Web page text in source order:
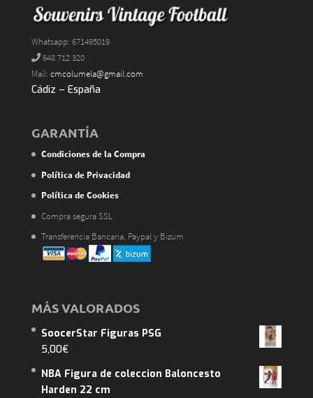
Whatsapp: 671495019
648 712 320
Mail: cmcolumela@gmail.com
Cádiz – España
GARANTÍA
Condiciones de la Compra
Política de Privacidad
Política de Cookies
Compra segura SSL
Transferencia Bancaria, Paypal y Bizum
MÁS VALORADOS
SoocerStar Figuras PSG
5,00€
NBA Figura de coleccion Baloncesto
Harden 22 cm